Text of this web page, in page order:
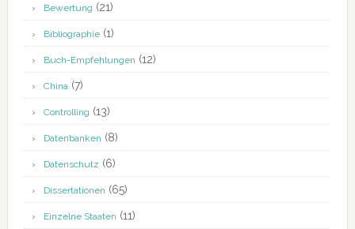
Bewertung (21)
Bibliographie(1)
Buch-Empfehlungen (12)
China(7)
Controlling (13)
Datenbanken (8)
Datenschutz (6)
Dissertationen (65)
Einzelne Staaten (11)